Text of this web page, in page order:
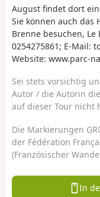
August findet dort
Sie können auch das
Brenne besuchen, Le
0254275861; E-Mail:
Website: www.parc-
Sei stets vorsichtig
Autor / die Autorin
auf dieser Tour nicht
Die Markierungen
der Fédération
(Französischer
In